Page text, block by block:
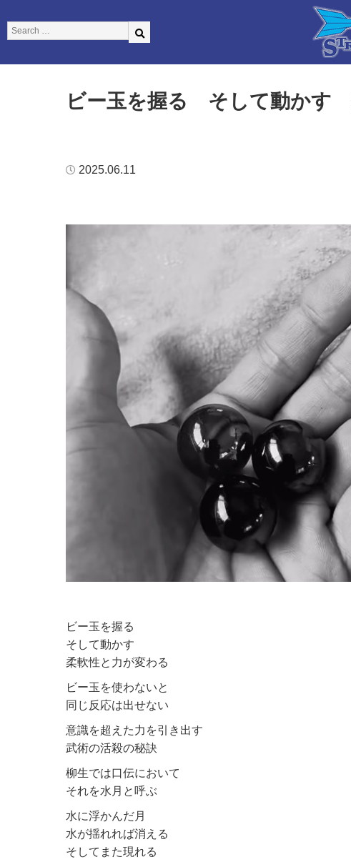
ビー玉を握る そして動かす
2025.06.11
ビー玉を握る
そして動かす
柔軟性と力が変わる
ビー玉を使わないと
同じ反応は出せない
意識を超えた力を引き出す
武術の活殺の秘訣
柳生では口伝において
それを水月と呼ぶ
水に浮かんだ月
水が揺れれば消える
そしてまた現れる